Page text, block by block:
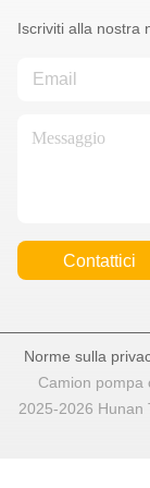
Iscriviti alla nostra
Contattici
Norme sulla
Camion pompa
2025-2026 Hunan